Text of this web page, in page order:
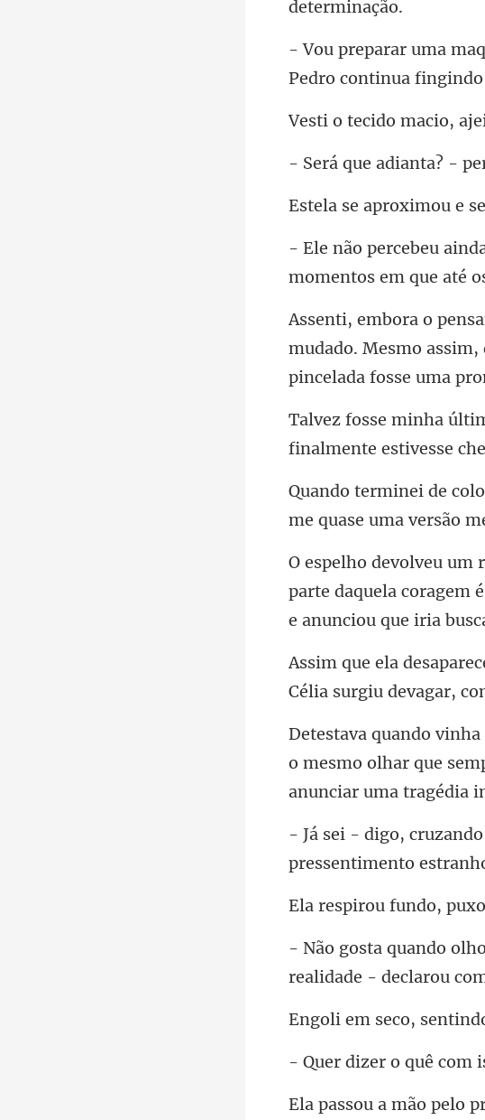
Ped
nta? -
u e
moment
mudado. Mesmo
me
parte daquela coragem
Célia surgiu
o mesmo olhar que
realidade - declarou
zer o quê